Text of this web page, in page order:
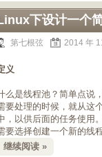
下设计一个
第七根弦 2014 年
义
么是线程池？简单点说
要处理的时候，就从这
，以供后面的任务使用
要选择创建一个新的线
继续阅读 »